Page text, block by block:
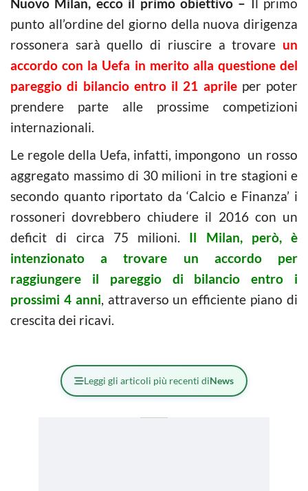
punto all’ordine del giorno della nuova dirigenza
rossonera sarà quello di riuscire a trovare un
accordo con la Uefa in merito alla questione del
pareggio di bilancio entro il 21 aprileper poter
prendere parte alle prossime competizioni
internazionali.
Le regole della Uefa, infatti, impongono un rosso
aggregato massimo di 30 milioni in tre stagioni e
secondo quanto riportato da ‘Calcio e Finanza’ i
rossoneri dovrebbero chiudere il 2016 con un
deficit di circa 75 milioni. Il Milan, però, è
intenzionato a trovare un accordo per
raggiungere il pareggio di bilancio entro i
prossimi 4 anni, attraverso un efficiente piano di
crescita dei ricavi.
Leggi gli articoli più recenti diNews